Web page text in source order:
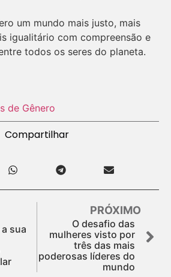
um mundo mais justo, mais
igualitário com compreensão e
todos os seres do planeta.
de Gênero
Compartilhar
sua
PRÓXIMO
O desafio das
mulheres visto por
três das mais
poderosas líderes do
mundo